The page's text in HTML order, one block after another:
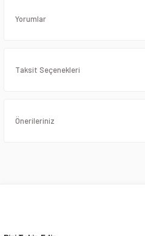
Yorumlar
Taksit Seçenekleri
Önerileriniz